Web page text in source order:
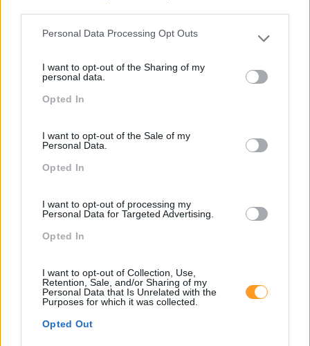
Please note that this website/app uses one or more Google
not limited to your visit or usage behaviour. You may click to
grant or deny consent to Google and its third-party tags to
use your data for below specified purposes in below Google
Personal Data Processing Opt Outs
I want to opt-out of the Sharing of my
personal data.
Opted In
I want to opt-out of the Sale of my
Personal Data.
Opted In
I want to opt-out of processing my
Personal Data for Targeted Advertising.
Opted In
I want to opt-out of Collection, Use,
Retention, Sale, and/or Sharing of my
Personal Data that Is Unrelated with the
Purposes for which it was collected.
Opted Out
Pesquisa
Categorias Blog
Aprendizagem
Artigo De Opinião
Atendimento E Relação Cliente